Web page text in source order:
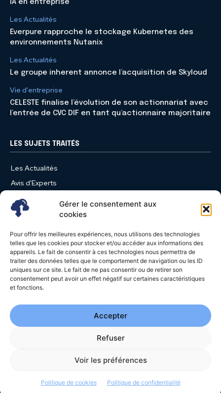
Gérer le consentement aux
cookies
Pour offrir les meilleures expériences, nous utilisons des technologies
telles que les cookies pour stocker et/ou accéder aux informations des
appareils. Le fait de consentir à ces technologies nous permettra de
traiter des données telles que le comportement de navigation ou les ID
uniques sur ce site. Le fait de ne pas consentir ou de retirer son
consentement peut avoir un effet négatif sur certaines caractéristiques
et fonctions.
Accepter
Refuser
Voir les préférences
Politique de cookies Politique de confidentialité
IA en entreprise
Les Actualités
Everpure rapproche le stockage Kubernetes des
environnements Nutanix
Les Actualités
Le groupe inherent annonce l’acquisition de Skyloud
Vie d'entreprise
CELESTE finalise l’évolution de son actionnariat avec
l’entrée de CVC DIF en tant qu’actionnaire majoritaire
LES SUJETS TRAITÉS
Les Actualités
Avis d'Experts
Produits et Services
Vie d'entreprise
Nominations
Études
Évènements
Video News
Confidentialité- Conditions| Crédits photos